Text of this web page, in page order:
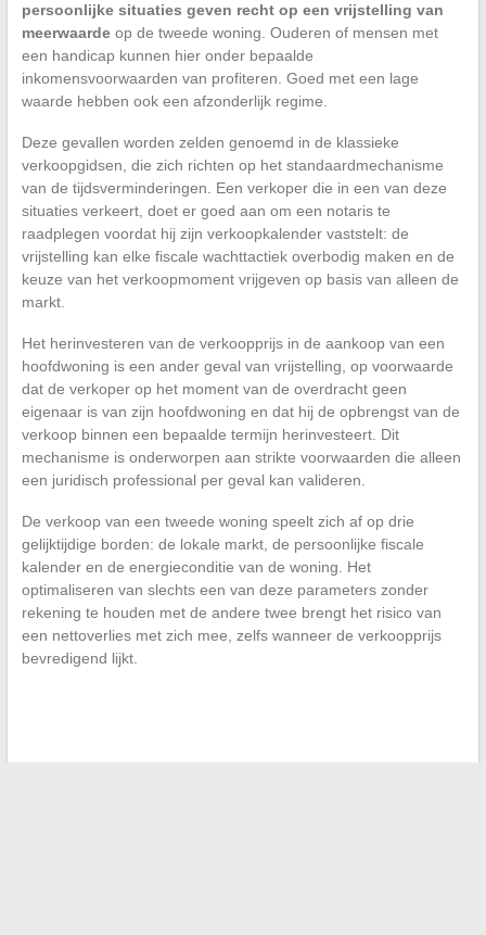
persoonlijke situaties geven recht op een vrijstelling van
meerwaardeop de tweede woning. Ouderen of mensen met
een handicap kunnen hier onder bepaalde
inkomensvoorwaarden van profiteren. Goed met een lage
waarde hebben ook een afzonderlijk regime.
Deze gevallen worden zelden genoemd in de klassieke
verkoopgidsen, die zich richten op het standaardmechanisme
van de tijdsverminderingen. Een verkoper die in een van deze
situaties verkeert, doet er goed aan om een notaris te
raadplegen voordat hij zijn verkoopkalender vaststelt: de
vrijstelling kan elke fiscale wachttactiek overbodig maken en de
keuze van het verkoopmoment vrijgeven op basis van alleen de
markt.
Het herinvesteren van de verkoopprijs in de aankoop van een
hoofdwoning is een ander geval van vrijstelling, op voorwaarde
dat de verkoper op het moment van de overdracht geen
eigenaar is van zijn hoofdwoning en dat hij de opbrengst van de
verkoop binnen een bepaalde termijn herinvesteert. Dit
mechanisme is onderworpen aan strikte voorwaarden die alleen
een juridisch professional per geval kan valideren.
De verkoop van een tweede woning speelt zich af op drie
gelijktijdige borden: de lokale markt, de persoonlijke fiscale
kalender en de energieconditie van de woning. Het
optimaliseren van slechts een van deze parameters zonder
rekening te houden met de andere twee brengt het risico van
een nettoverlies met zich mee, zelfs wanneer de verkoopprijs
bevredigend lijkt.